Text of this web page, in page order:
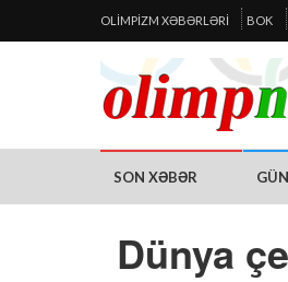
OLIMPIZM XƏBƏRLƏRI BOK
SON XƏBƏR
Dünya